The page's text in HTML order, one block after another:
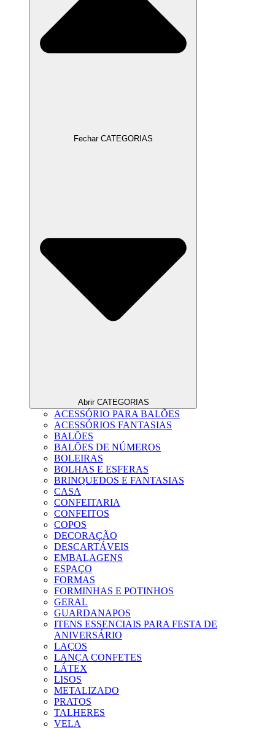
Fechar CATEGORIAS
Abrir CATEGORIAS
ACESSÓRIO PARA BALÕES
ACESSÓRIOS FANTASIAS
BALÕES
BALÕES DE NÚMEROS
BOLEIRAS
BOLHAS E ESFERAS
BRINQUEDOS E FANTASIAS
CASA
CONFEITARIA
CONFEITOS
COPOS
DECORAÇÃO
DESCARTÁVEIS
EMBALAGENS
ESPAÇO
FORMAS
FORMINHAS E POTINHOS
GERAL
GUARDANAPOS
ITENS ESSENCIAIS PARA FESTA DE
ANIVERSÁRIO
LAÇOS
LANÇA CONFETES
LÁTEX
LISOS
METALIZADO
PRATOS
TALHERES
VELA